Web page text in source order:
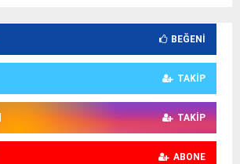
BEĞENI
TAKIP
TAKIP
ABONE